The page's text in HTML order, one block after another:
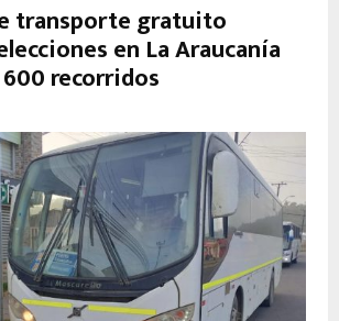
transporte gratuito
en La Araucanía
recorridos